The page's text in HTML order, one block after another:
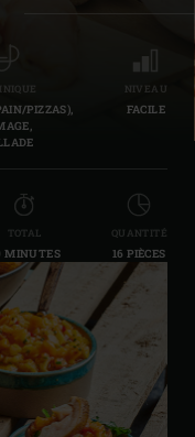
PIZZAS),
NIVEAU
FACILE
TOTAL
MINUTES
QUANTITÉ
16 PIÈCES